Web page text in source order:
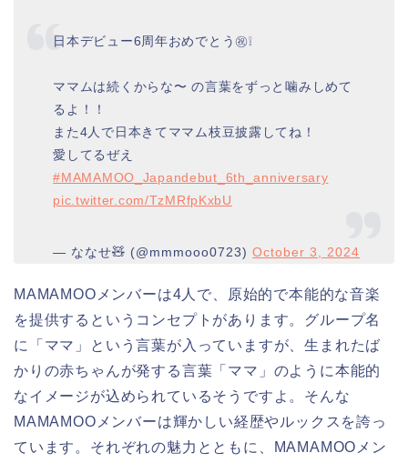
日本デビュー6周年おめでとう㊗️❕
ママムは続くからな〜 の言葉をずっと噛みしめて
るよ！！
また4人で日本きてママム枝豆披露してね！
愛してるぜえ
#MAMAMOO_Japandebut_6th_anniversary
pic.twitter.com/TzMRfpKxbU
— ななせ🧸 (@mmmooo0723)October 3, 2024
MAMAMOOメンバーは4人で、原始的で本能的な音楽
を提供するというコンセプトがあります。グループ名
に「ママ」という言葉が入っていますが、生まれたば
かりの赤ちゃんが発する言葉「ママ」のように本能的
なイメージが込められているそうですよ。そんな
MAMAMOOメンバーは輝かしい経歴やルックスを誇っ
ています。それぞれの魅力とともに、MAMAMOOメン